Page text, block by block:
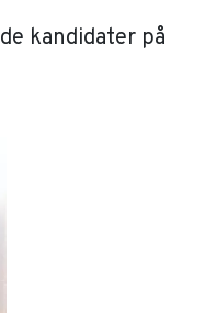
kandidater på